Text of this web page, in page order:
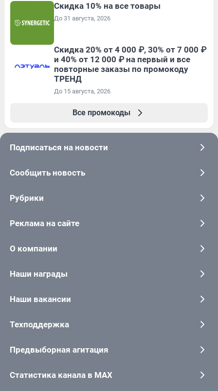
Скидка 10% на все товары
До 31 августа, 2026
Скидка 20% от 4 000 ₽, 30% от 7 000 ₽
и 40% от 12 000 ₽ на первый и все
повторные заказы по промокоду
ТРЕНД
До 15 августа, 2026
Все промокоды
Подписаться на новости
Сообщить новость
Рубрики
Реклама на сайте
О компании
Наши награды
Наши вакансии
Техподдержка
Предвыборная агитация
Статистика канала в MAX